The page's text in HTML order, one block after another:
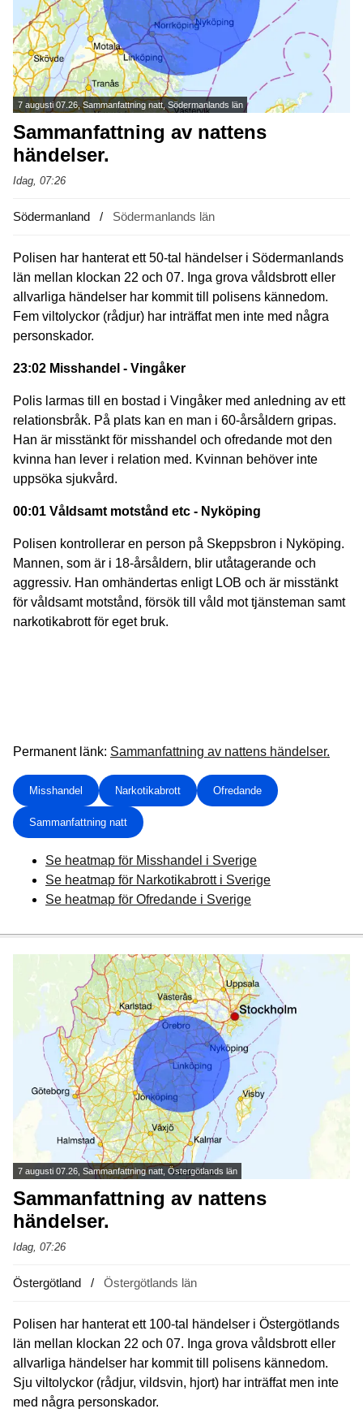
7 augusti 07.26, Sammanfattning natt, Södermanlands län
Sammanfattning av nattens
händelser.
Idag, 07:26
Södermanland Södermanlands län
Polisen har hanterat ett 50-tal händelser i Södermanlands
län mellan klockan 22 och 07. Inga grova våldsbrott eller
allvarliga händelser har kommit till polisens kännedom.
Fem viltolyckor (rådjur) har inträffat men inte med några
personskador.
23:02 Misshandel - Vingåker
Polis larmas till en bostad i Vingåker med anledning av ett
relationsbråk. På plats kan en man i 60-årsåldern gripas.
Han är misstänkt för misshandel och ofredande mot den
kvinna han lever i relation med. Kvinnan behöver inte
uppsöka sjukvård.
00:01 Våldsamt motstånd etc - Nyköping
Polisen kontrollerar en person på Skeppsbron i Nyköping.
Mannen, som är i 18-årsåldern, blir utåtagerande och
aggressiv. Han omhändertas enligt LOB och är misstänkt
för våldsamt motstånd, försök till våld mot tjänsteman samt
narkotikabrott för eget bruk.
Permanent länk: Sammanfattning av nattens händelser.
Misshandel Narkotikabrott Ofredande
Sammanfattning natt
Se heatmap för Misshandel i Sverige
Se heatmap för Narkotikabrott i Sverige
Se heatmap för Ofredande i Sverige
7 augusti 07.26, Sammanfattning natt, Östergötlands län
Sammanfattning av nattens
händelser.
Idag, 07:26
Östergötland Östergötlands län
Polisen har hanterat ett 100-tal händelser i Östergötlands
län mellan klockan 22 och 07. Inga grova våldsbrott eller
allvarliga händelser har kommit till polisens kännedom.
Sju viltolyckor (rådjur, vildsvin, hjort) har inträffat men inte
med några personskador.